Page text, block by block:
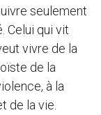
seulement
Celui qui vit
vivre de la
de la
à la
de la vie.